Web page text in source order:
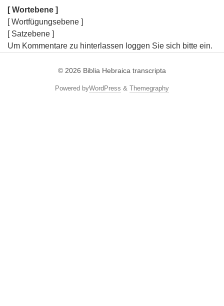
[ Wortebene ]
[ Wortfügungsebene ]
[ Satzebene ]
Um Kommentare zu hinterlassen loggen Sie sich bitte ein.
© 2026 Biblia Hebraica transcripta
Powered byWordPress & Themegraphy